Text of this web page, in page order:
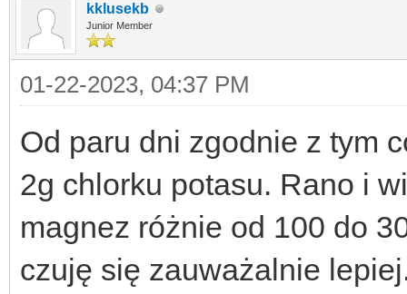
kklusekb
Junior Member
01-22-2023, 04:37 PM
Od paru dni zgodnie z tym
2g chlorku potasu. Rano i
magnez różnie od 100 do
czuję się zauważalnie